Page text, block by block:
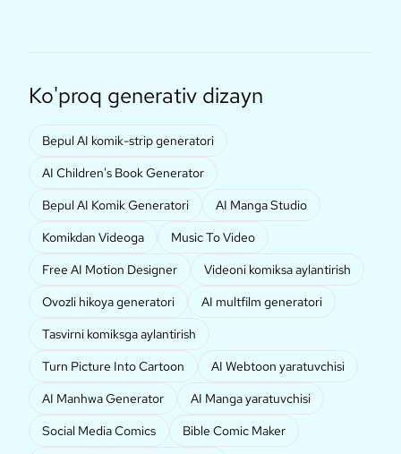
Ko'proq generativ dizayn
Bepul AI komik-strip generatori
AI Children's Book Generator
Bepul AI Komik Generatori
AI Manga Studio
Komikdan Videoga
Music To Video
Free AI Motion Designer
Videoni komiksa aylantirish
Ovozli hikoya generatori
AI multfilm generatori
Tasvirni komiksga aylantirish
Turn Picture Into Cartoon
AI Webtoon yaratuvchisi
AI Manhwa Generator
AI Manga yaratuvchisi
Social Media Comics
Bible Comic Maker